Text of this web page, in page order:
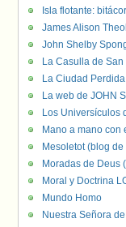
Isla flotante:
James Alison
John Shelby
La Casulla de
La Ciudad
La web de JOHN
Los Universículos
Mano a mano con
Mesoletot (blog
Moradas de Deus
Moral y Doctrina
Mundo Homo
Nuestra Señora